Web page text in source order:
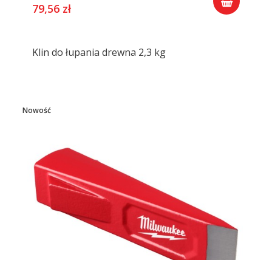
79,56 zł
Nowość
Klin do łupania drewna 2,3 kg